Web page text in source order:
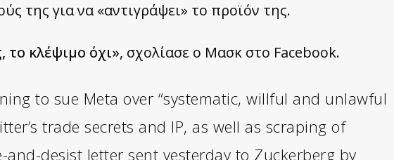
της για να «αντιγράψει» το προϊόν της.
το κλέψιμο όχι», σχολίασε ο Μασκ στο Facebook.
to sue Meta over “systematic, willful and unlawful
trade secrets and IP, as well as scraping of
and-desist letter sent yesterday to Zuckerberg by